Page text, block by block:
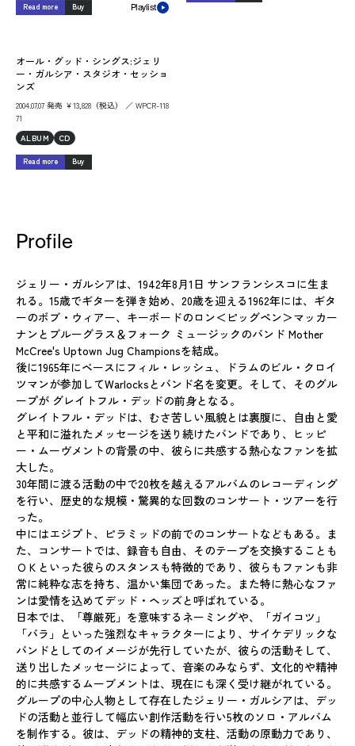
Read more Buy Playlist
オール・グッド・シングス:ジェリ
ー・ガルシア・スタジオ・セッショ
ンズ
2004.07.07 発売 ￥13,828（税込） ／ WPCR-118
71
ALBUM
CD
Read more Buy
Profile
ジェリー・ガルシアは、1942年8月1日 サンフランシスコに生ま
れる。15歳でギターを弾き始め、20歳を迎える1962年には、ギタ
ーのボブ・ウィアー、キーボードのロン＜ピッグペン＞マッカー
ナンとブルーグラス＆フォーク ミュージックのバンド Mother
McCree's Uptown Jug Championsを結成。
後に1965年にベースにフィル・レッシュ、ドラムのビル・クロイ
ツマンが参加してWarlocksとバンド名を変更。そして、そのグル
ープが グレイトフル・デッドの前身となる。
グレイトフル・デッドは、むさ苦しい風貌とは裏腹に、自由と愛
と平和に溢れたメッセージを送り続けたバンドであり、ヒッピ
ー・ムーヴメントの背景の中、彼らに共感する熱心なファンを拡
大した。
30年間に渡る活動の中で20枚を越えるアルバムのレコーディング
を行い、歴史的な規模・驚異的な回数のコンサート・ツアーを行
った。
中にはエジプト、ピラミッドの前でのコンサートなどもある。ま
た、コンサートでは、録音も自由、そのテープを交換することも
ＯＫといった彼らのスタンスも特徴的であり、彼らもファンも非
常に純粋な志を持ち、温かい集団であった。また特に熱心なファ
ンは愛情を込めてデッド・ヘッズと呼ばれている。
日本では、「尊厳死」を意味するネーミングや、「ガイコツ」
「バラ」といった強烈なキャラクターにより、サイケデリックな
バンドとしてのイメージが先行していたが、彼らの活動そして、
送り出したメッセージによって、音楽のみならず、文化的や精神
的に共感するムーブメントは、現在にも深く受け継がれている。
グループの中心人物として存在したジェリー・ガルシアは、デッ
ドの活動と並行して幅広い創作活動を行い5枚のソロ・アルバム
を制作する。彼は、デッドの精神的支柱、活動の原動力であり、